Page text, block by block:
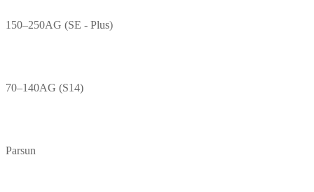
150–250AG (SE - Plus)
70–140AG (S14)
Parsun